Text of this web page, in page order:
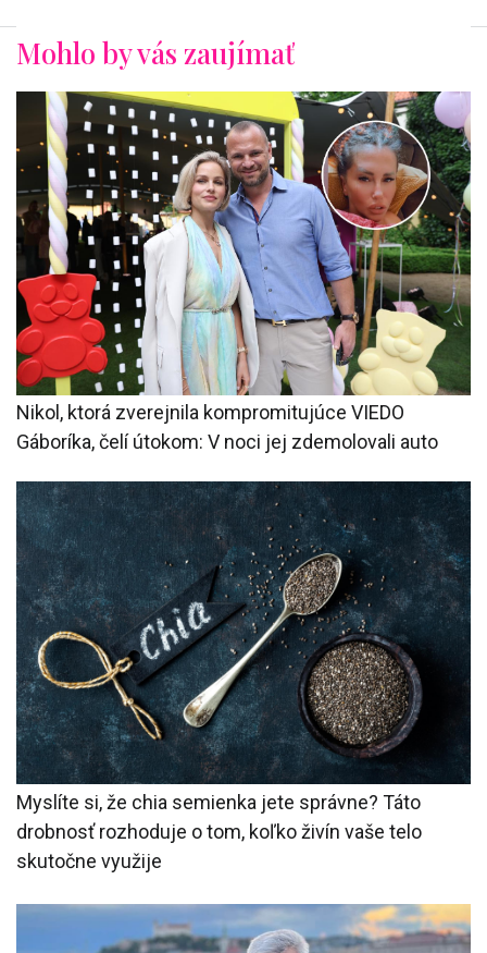
Mohlo by vás zaujímať
Nikol, ktorá zverejnila kompromitujúce VIEDO
Gáboríka, čelí útokom: V noci jej zdemolovali auto
Myslíte si, že chia semienka jete správne? Táto
drobnosť rozhoduje o tom, koľko živín vaše telo
skutočne využije